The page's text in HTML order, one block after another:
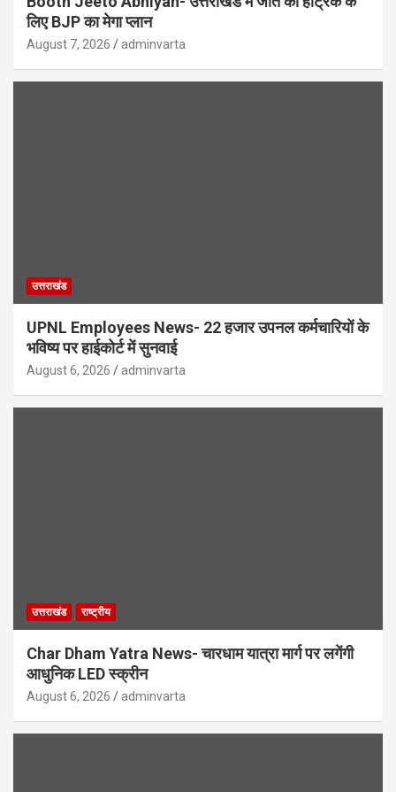
लिए BJP का मेगा प्लान
August 7, 2026 adminvarta
उत्तराखंड
UPNL Employees News- 22 हजार उपनल कर्मचारियों के
भविष्य पर हाईकोर्ट में सुनवाई
August 6, 2026 adminvarta
उत्तराखंड राष्ट्रीय
Char Dham Yatra News- चारधाम यात्रा मार्ग पर लगेंगी
आधुनिक LED स्क्रीन
August 6, 2026 adminvarta